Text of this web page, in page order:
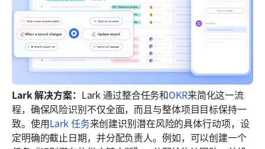
Lark 解决方案： Lark 通过整合任务和OKR来简化这一流
程，确保风险识别不仅全面，而且与整体项目目标保持一
致。使用Lark 任务来创建识别潜在风险的具体行动项，设
定明确的截止日期，并分配负责人。例如，可以创建一个